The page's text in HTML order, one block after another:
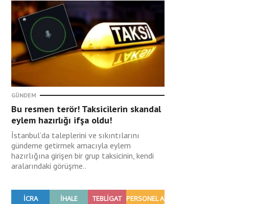
GÜNDEM
Bu resmen terör! Taksicilerin skandal
eylem hazırlığı ifşa oldu!
İstanbul’da taleplerini ve sıkıntılarını
gündeme getirmek amacıyla eylem
hazırlığına girişen bir grup taksicinin, kendi
aralarındaki görüşme..